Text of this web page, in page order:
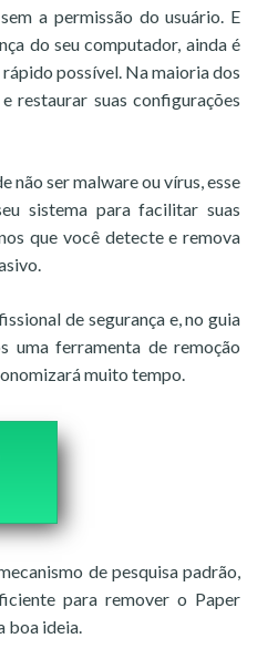
a permissão do usuário. E
do seu computador, ainda é
possível. Na maioria dos
restaurar suas configurações
não ser malware ou vírus, esse
sistema para facilitar suas
que você detecte e remova
de segurança e, no guia
uma ferramenta de remoção
muito tempo.
de pesquisa padrão,
para remover o Paper
boa ideia.